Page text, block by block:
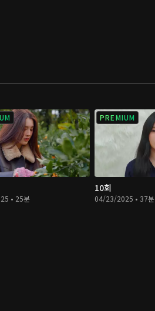
• 25분
PREMIUM
10회
04/23/2025 • 37분